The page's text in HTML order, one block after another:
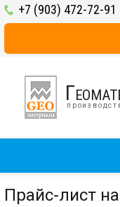
+7 (903) 472-72-91
Прайс-лист